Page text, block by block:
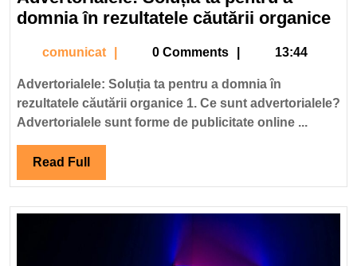
2024
domnia în rezultatele căutării organice
a
comunicat comunicat
0 Comments 13:44
Advertorialele: Soluția ta pentru a domnia în
rezultatele căutării organice 1. Ce sunt advertorialele?
Advertorialele sunt forme de publicitate online ...
Read Full Read
Full